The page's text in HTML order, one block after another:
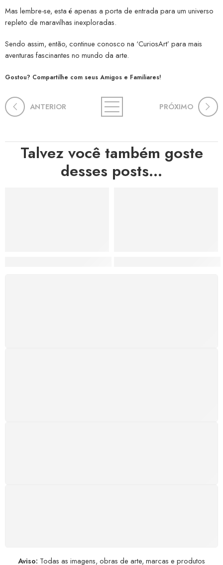
Mas lembre-se, esta é apenas a porta de entrada para um universo
repleto de maravilhas inexploradas.
Sendo assim, então, continue conosco na ‘CuriosArt’ para mais
aventuras fascinantes no mundo da arte.
Gostou? Compartilhe com seus Amigos e Familiares!
ANTERIOR PRÓXIMO
Talvez você também goste
desses posts...
Aviso: Todas as imagens, obras de arte, marcas e produtos